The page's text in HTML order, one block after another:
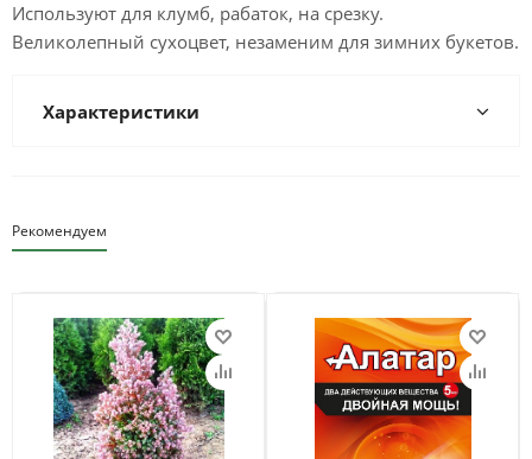
Используют для клумб, рабаток, на срезку.
Великолепный сухоцвет, незаменим для зимних букетов.
Характеристики
Рекомендуем